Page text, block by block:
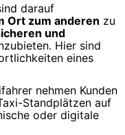
darauf
Ort zum anderen zu
und
Hier sind
eines
nehmen Kunden
Standplätzen auf
oder digitale